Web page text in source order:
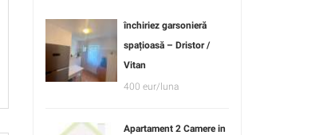
închiriez garsonieră
spațioasă – Dristor /
Vitan
400 eur/luna
Apartament 2 Camere in